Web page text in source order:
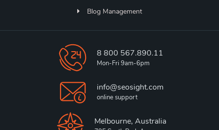
Blog Management
8 800 567.890.11
Mon-Fri 9am-6pm
info@seosight.com
online support
Melbourne, Australia